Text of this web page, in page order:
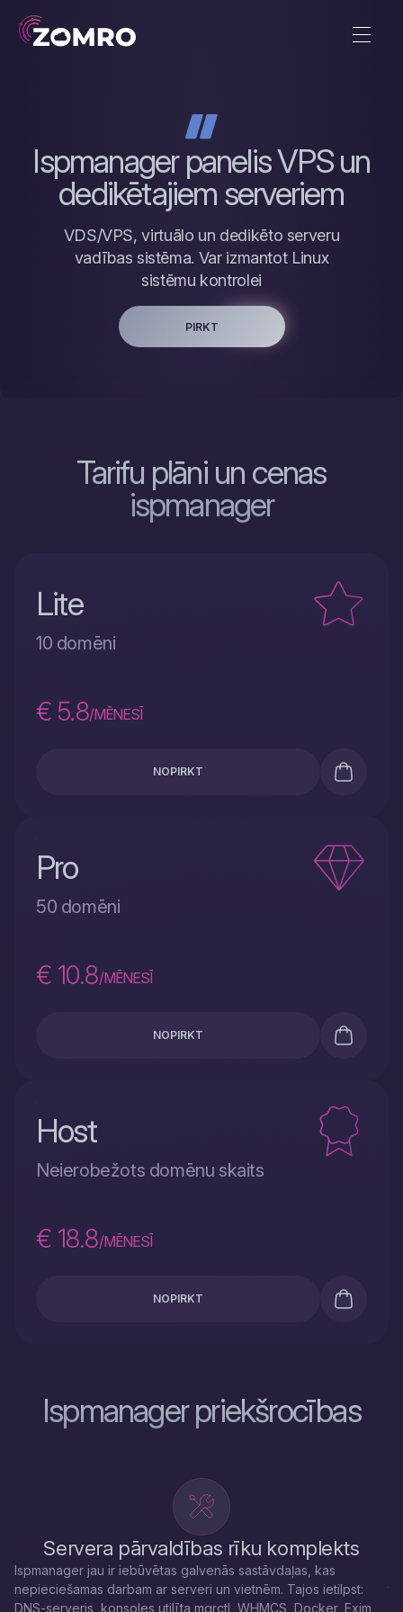
Ispmanager panelis VPS un
dedikētajiem serveriem
VDS/VPS, virtuālo un dedikēto serveru
vadības sistēma. Var izmantot Linux
sistēmu kontrolei
PIRKT
Tarifu plāni un cenas
ispmanager
Lite
10 domēni
€ 5.8/MĒNESĪ
NOPIRKT
Pro
50 domēni
€ 10.8/MĒNESĪ
NOPIRKT
Host
Neierobežots domēnu skaits
€ 18.8/MĒNESĪ
NOPIRKT
Ispmanager priekšrocības
Servera pārvaldības rīku komplekts
Ispmanager jau ir iebūvētas galvenās sastāvdaļas, kas
nepieciešamas darbam ar serveri un vietnēm. Tajos ietilpst:
DNS-serveris, konsoles utilīta mgrctl, WHMCS, Docker, Exim,